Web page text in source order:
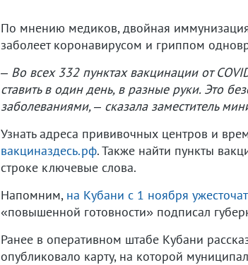
По мнению медиков, двойная
заболеет коронавирусом и гриппом
– Во всех 332 пунктах вакцинации от
ставить в один день, в разные руки. Это
заболеваниями, – сказала заместитель
Узнать адреса прививочных центров и
вакциназдесь.рф. Также найти пункты
строке ключевые слова.
Напомним, на Кубани с 1 ноября
«повышенной готовности» подписал
Ранее в оперативном штабе Кубани
опубликовало карту, на которой